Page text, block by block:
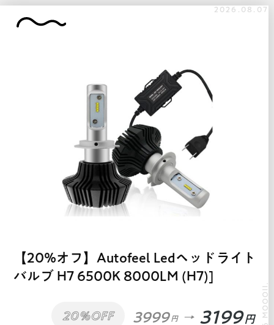
2026.08.07
【20%オフ】Autofeel Ledヘッドライト
バルブ H7 6500K 8000LM (H7)]
20%OFF 3999 円 3199 円